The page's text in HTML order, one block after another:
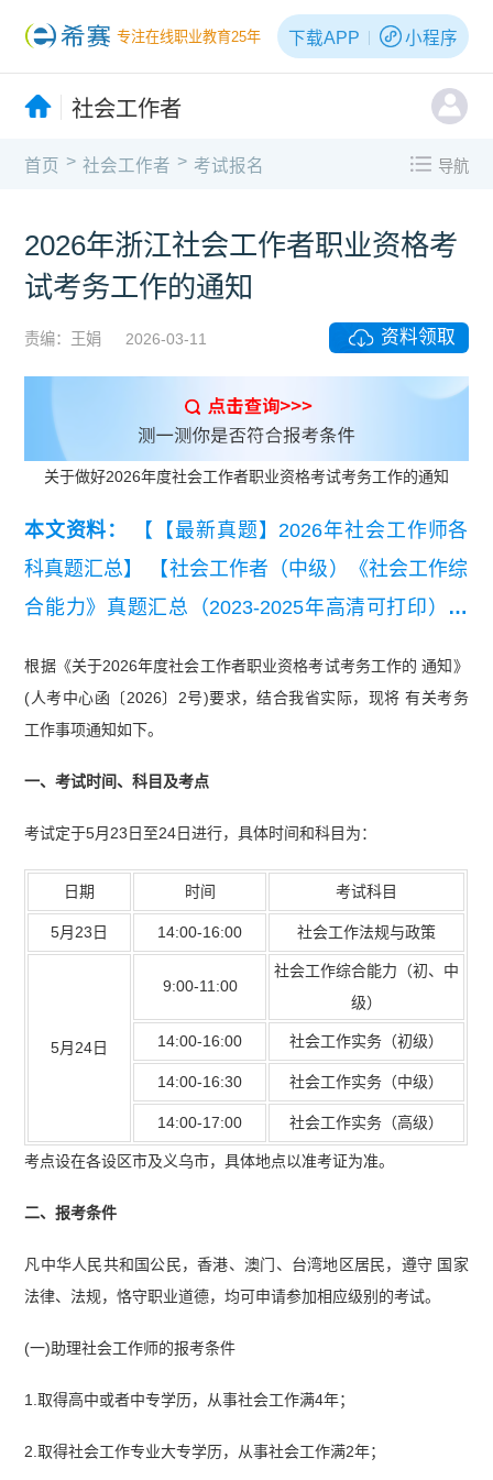
专注在线职业教育25年 下载APP 小程序
社会工作者
首页 > 社会工作者 > 考试报名 导航
2026年浙江社会工作者职业资格考
试考务工作的通知
责编：王娟 2026-03-11 资料领取
关于做好2026年度社会工作者职业资格考试考务工作的通知
本文资料：
【【最新真题】2026年社会工作师各
科真题汇总】
【社会工作者（中级）《社会工作综
合能力》真题汇总（2023-2025年高清可打印）】
（初级）》真题汇总（高清可打印）】
【社会工作
者（中级）《社会工作法规与政策》真题汇总（20
根据《关于2026年度社会工作者职业资格考试考务工作的 通知》
(人考中心函〔2026〕2号)要求，结合我省实际，现将 有关考务
工作事项通知如下。
一、考试时间、科目及考点
考试定于5月23日至24日进行，具体时间和科目为：
日期 时间 考试科目
5月23日 14:00-16:00 社会工作法规与政策
5月24日
9:00-11:00
社会工作综合能力（初、中
级）
14:00-16:00 社会工作实务（初级）
14:00-16:30 社会工作实务（中级）
14:00-17:00 社会工作实务（高级）
考点设在各设区市及义乌市，具体地点以准考证为准。
二、报考条件
凡中华人民共和国公民，香港、澳门、台湾地区居民，遵守 国家
法律、法规，恪守职业道德，均可申请参加相应级别的考试。
(一)助理社会工作师的报考条件
1.取得高中或者中专学历，从事社会工作满4年；
2.取得社会工作专业大专学历，从事社会工作满2年；